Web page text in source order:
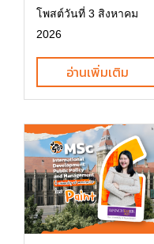
โพสต์วันที่ 3 สิงหาคม
2026
อ่านเพิ่มเติม